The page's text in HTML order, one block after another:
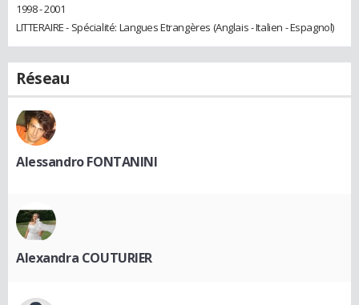
1998 - 2001
LITTERAIRE - Spécialité: Langues Etrangères (Anglais - Italien - Espagnol)
Réseau
Alessandro FONTANINI
Alexandra COUTURIER